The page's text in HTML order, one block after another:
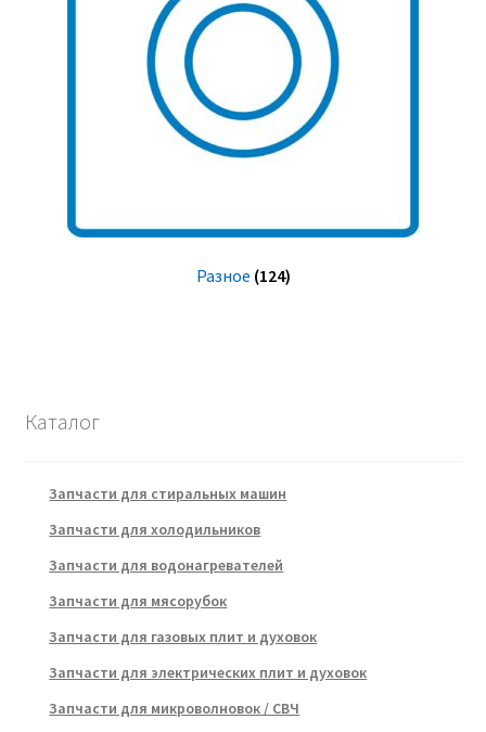
Разное (124)
Каталог
Запчасти для стиральных машин
Запчасти для холодильников
Запчасти для водонагревателей
Запчасти для мясорубок
Запчасти для газовых плит и духовок
Запчасти для электрических плит и духовок
Запчасти для микроволновок / СВЧ